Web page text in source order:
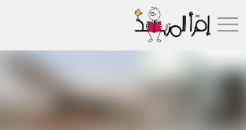
التخطي إلى المحتوى الرئيسي